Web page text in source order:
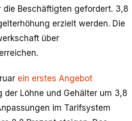
die Beschäftigten gefordert. 3,8
erzielt werden. Die
über
ein erstes Angebot
der Löhne und Gehälter um 3,8
im Tarifsystem